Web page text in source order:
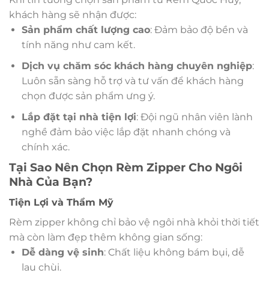
khách hàng sẽ nhận được:
Sản phẩm chất lượng cao: Đảm bảo độ bền và
tính năng như cam kết.
Dịch vụ chăm sóc khách hàng chuyên nghiệp:
Luôn sẵn sàng hỗ trợ và tư vấn để khách hàng
chọn được sản phẩm ưng ý.
Lắp đặt tại nhà tiện lợi: Đội ngũ nhân viên lành
nghề đảm bảo việc lắp đặt nhanh chóng và
chính xác.
Tại Sao Nên Chọn Rèm Zipper Cho Ngôi
Nhà Của Bạn?
Tiện Lợi và Thẩm Mỹ
Rèm zipper không chỉ bảo vệ ngôi nhà khỏi thời tiết
mà còn làm đẹp thêm không gian sống:
Dễ dàng vệ sinh: Chất liệu không bám bụi, dễ
lau chùi.